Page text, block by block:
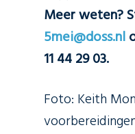
Meer weten?
5mei@doss.nl
11 44 29 03.
Foto: Keith